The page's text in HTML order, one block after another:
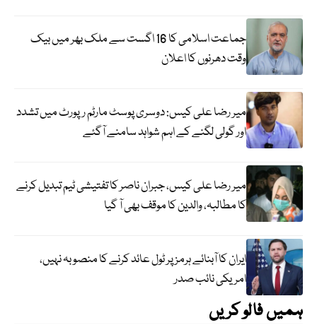
جماعت اسلامی کا 16 اگست سے ملک بھر میں بیک
وقت دھرنوں کا اعلان
میر رضا علی کیس: دوسری پوسٹ مارٹم رپورٹ میں تشدد
اور گولی لگنے کے اہم شواہد سامنے آگئے
میر رضا علی کیس، جبران ناصر کا تفتیشی ٹیم تبدیل کرنے
کا مطالبہ، والدین کا موقف بھی آ گیا
ایران کا آبنائے ہرمز پر ٹول عائد کرنے کا منصوبہ نہیں،
امریکی نائب صدر
ہمیں فالو کریں